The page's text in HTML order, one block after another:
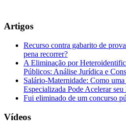
Artigos
Recurso contra gabarito de
pena recorrer?
A Eliminação por
Públicos: Análise Jurídica e
Salário-Maternidade: Como uma
Especializada Pode Acelerar
Fui eliminado de um concurso
Vídeos